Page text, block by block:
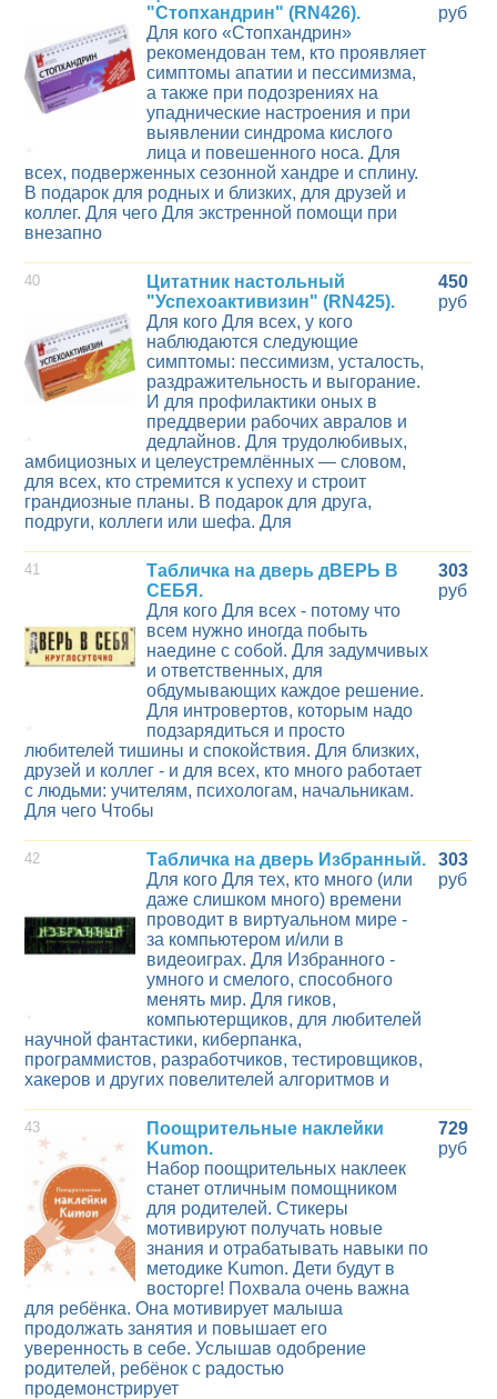
"Стопхандрин" (RN426).
Для кого «Стопхандрин»
рекомендован тем, кто проявляет
симптомы апатии и пессимизма,
а также при подозрениях на
упаднические настроения и при
выявлении синдрома кислого
лица и повешенного носа. Для
всех, подверженных сезонной хандре и сплину.
В подарок для родных и близких, для друзей и
коллег. Для чего Для экстренной помощи при
внезапно
руб
40
Цитатник настольный
"Успехоактивизин" (RN425).
Для кого Для всех, у кого
наблюдаются следующие
симптомы: пессимизм, усталость,
раздражительность и выгорание.
И для профилактики оных в
преддверии рабочих авралов и
дедлайнов. Для трудолюбивых,
амбициозных и целеустремлённых — словом,
для всех, кто стремится к успеху и строит
грандиозные планы. В подарок для друга,
подруги, коллеги или шефа. Для
450
руб
41
Табличка на дверь дВЕРЬ В
СЕБЯ.
Для кого Для всех - потому что
всем нужно иногда побыть
наедине с собой. Для задумчивых
и ответственных, для
обдумывающих каждое решение.
Для интровертов, которым надо
подзарядиться и просто
любителей тишины и спокойствия. Для близких,
друзей и коллег - и для всех, кто много работает
с людьми: учителям, психологам, начальникам.
Для чего Чтобы
303
руб
42
Табличка на дверь Избранный.
Для кого Для тех, кто много (или
даже слишком много) времени
проводит в виртуальном мире -
за компьютером и/или в
видеоиграх. Для Избранного -
умного и смелого, способного
менять мир. Для гиков,
компьютерщиков, для любителей
научной фантастики, киберпанка,
программистов, разработчиков, тестировщиков,
хакеров и других повелителей алгоритмов и
303
руб
43
Поощрительные наклейки
Kumon.
Набор поощрительных наклеек
станет отличным помощником
для родителей. Стикеры
мотивируют получать новые
знания и отрабатывать навыки по
методике Kumon. Дети будут в
восторге! Похвала очень важна
для ребёнка. Она мотивирует малыша
продолжать занятия и повышает его
уверенность в себе. Услышав одобрение
родителей, ребёнок с радостью
продемонстрирует
729
руб